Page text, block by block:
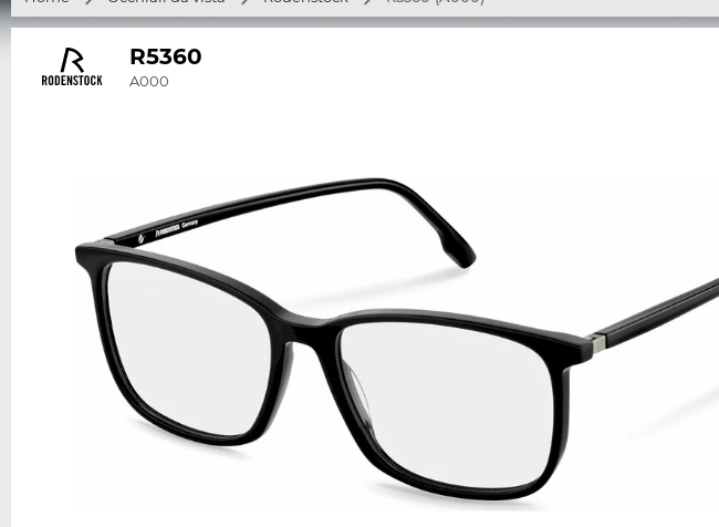
R5360
A000